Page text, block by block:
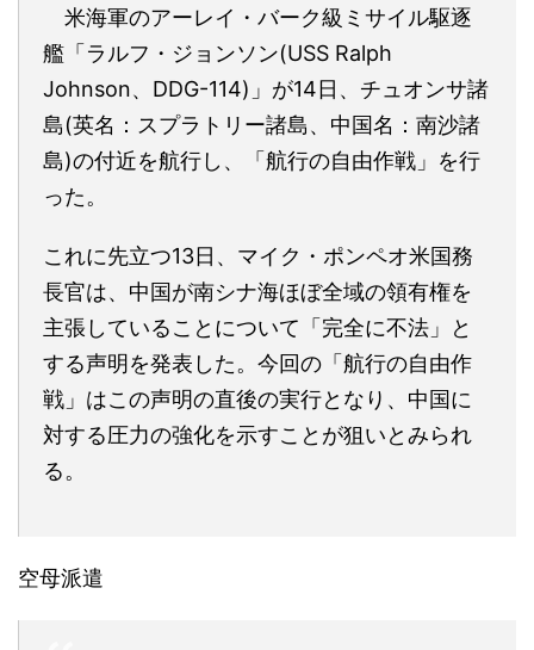
米海軍のアーレイ・バーク級ミサイル駆逐
艦「ラルフ・ジョンソン(USS Ralph
Johnson、DDG-114)」が14日、チュオンサ諸
島(英名：スプラトリー諸島、中国名：南沙諸
島)の付近を航行し、「航行の自由作戦」を行
った。
これに先立つ13日、マイク・ポンペオ米国務
長官は、中国が南シナ海ほぼ全域の領有権を
主張していることについて「完全に不法」と
する声明を発表した。今回の「航行の自由作
戦」はこの声明の直後の実行となり、中国に
対する圧力の強化を示すことが狙いとみられ
る。
空母派遣